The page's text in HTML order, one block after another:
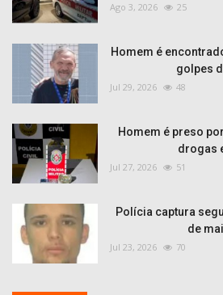
Ago 3, 2026 25
Homem é
golpes
Jul 29, 2026 48
Homem é preso
drogas
Jul 27, 2026 51
Polícia captura
de
Jul 23, 2026 70